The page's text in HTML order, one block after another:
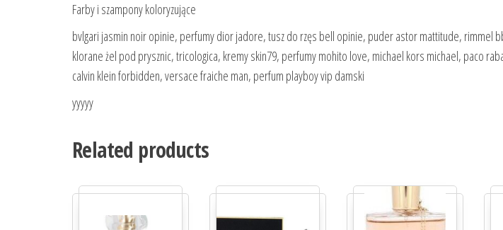
Farby i szampony koloryzujące
bvlgari jasmin noir opinie, perfumy dior jadore, tusz do rzęs bell opinie, puder astor mattitude, rimmel
klorane żel pod prysznic, tricologica, kremy skin79, perfumy mohito love, michael kors michael, paco
calvin klein forbidden, versace fraiche man, perfum playboy vip damski
yyyyy
Related products